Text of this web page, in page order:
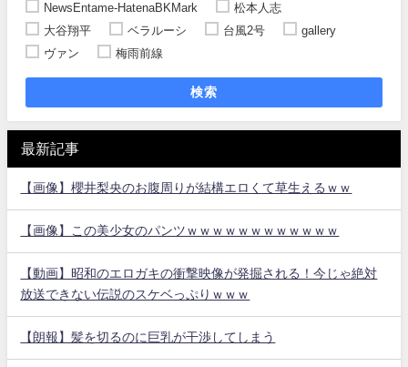
NewsEntame-HatenaBKMark
松本人志
大谷翔平
ベラルーシ 台風2号
gallery
ヴァン
梅雨前線
検索
最新記事
【画像】櫻井梨央のお腹周りが結構エロくて草生えるｗｗ
【画像】この美少女のパンツｗｗｗｗｗｗｗｗｗｗｗｗ
【動画】昭和のエロガキの衝撃映像が発掘される！今じゃ絶対
放送できない伝説のスケベっぷりｗｗｗ
【朗報】髪を切るのに巨乳が干渉してしまう